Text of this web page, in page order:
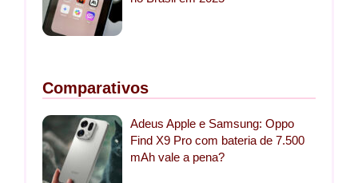
Comparativos
Adeus Apple e Samsung: Oppo
Find X9 Pro com bateria de 7.500
mAh vale a pena?